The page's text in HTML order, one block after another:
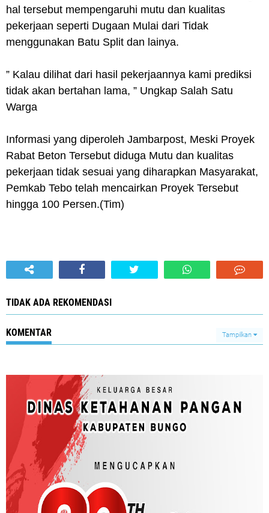
hal tersebut mempengaruhi mutu dan kualitas
pekerjaan seperti Dugaan Mulai dari Tidak
menggunakan Batu Split dan lainya.
” Kalau dilihat dari hasil pekerjaannya kami prediksi
tidak akan bertahan lama, ” Ungkap Salah Satu
Warga
Informasi yang diperoleh Jambarpost, Meski Proyek
Rabat Beton Tersebut diduga Mutu dan kualitas
pekerjaan tidak sesuai yang diharapkan Masyarakat,
Pemkab Tebo telah mencairkan Proyek Tersebut
hingga 100 Persen.(Tim)
TIDAK ADA REKOMENDASI
KOMENTAR Tampilkan